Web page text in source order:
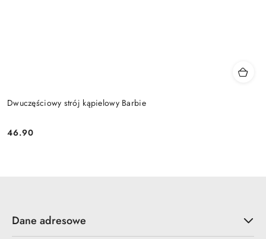
Dwuczęściowy strój kąpielowy Barbie
Cena:
46.90
Dane adresowe